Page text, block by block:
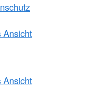
Ansicht
Ansicht